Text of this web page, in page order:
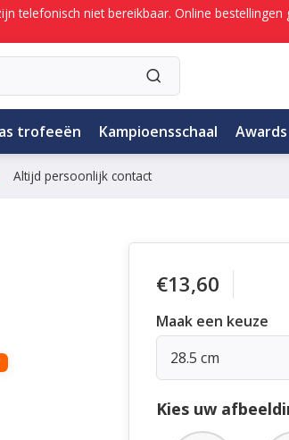
telefonisch niet bereikbaar. Online
trofeeën Kampioensschaal Awards
Altijd persoonlijk contact
€13,60
Maak een keuze
28.5 cm
Kies uw